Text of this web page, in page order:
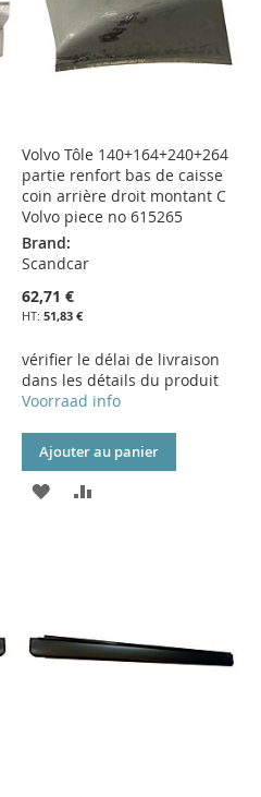
Volvo Tôle 140+164+240+264
partie renfort bas de caisse
coin arrière droit montant C
Volvo piece no 615265
Brand:
Scandcar
62,71 €
51,83 €
vérifier le délai de livraison
dans les détails du produit
Voorraad info
Ajouter au panier
AJOUTER
D’ENVIE